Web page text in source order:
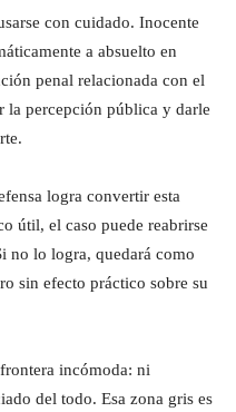
con cuidado. Inocente
a absuelto en
penal relacionada con el
la percepción pública y darle
logra convertir esta
útil, el caso puede reabrirse
no lo logra, quedará como
sin efecto práctico sobre su
incómoda: ni
del todo. Esa zona gris es